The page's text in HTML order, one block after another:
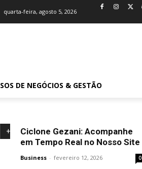
quarta-feira, agosto 5, 2026
DE NEGÓCIOS & GESTÃO
+NOVIDADES
Ciclone Gezani: Acompanhe
em Tempo Real no Nosso Site
Business - fevereiro 12, 2026 0